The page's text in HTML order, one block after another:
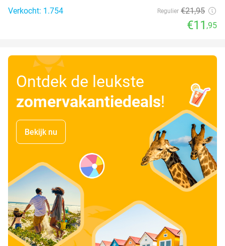
Verkocht: 1.754
Regulier €21,95
€11 ,95
Ontdek de leukste
zomervakantiedeals!
Bekijk nu